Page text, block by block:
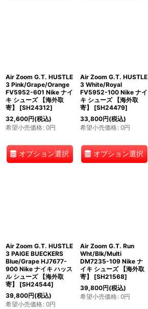
Air Zoom G.T. HUSTLE
3 Pink/Grape/Orange
FV5952-601 Nike ナイ
キ シューズ 【海外取
寄】
[SH24312]
32,600円(税込)
希望小売価格: 0円
オプション選択
Air Zoom G.T. HUSTLE
3 White/Royal
FV5952-100 Nike ナイ
キ シューズ 【海外取
寄】
[SH24479]
33,800円(税込)
希望小売価格: 0円
オプション選択
Air Zoom G.T. HUSTLE
3 PAIGE BUECKERS
Blue/Grape HJ7677-
900 Nike ナイキ ハッス
ル シューズ 【海外取
寄】
[SH24544]
39,800円(税込)
希望小売価格: 0円
Air Zoom G.T. Run
Wht/Blk/Multi
DM7235-109 Nike ナ
イキ シューズ 【海外取
寄】
[SH21568]
39,800円(税込)
希望小売価格: 0円